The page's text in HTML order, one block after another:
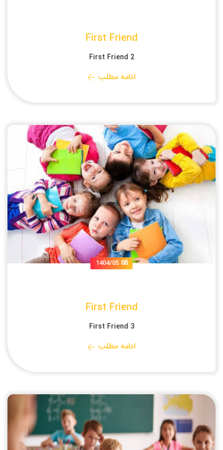
First Friend
First Friend 2
ادامه مطلب
05
1404/05
First Friend
First Friend 3
ادامه مطلب